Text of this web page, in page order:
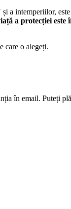
a intemperiilor, este
a protecției este
care o alegeți.
în email. Puteți